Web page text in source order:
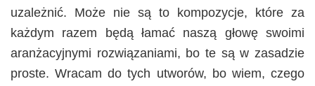
uzależnić. Może nie są to kompozycje, które za
każdym razem będą łamać naszą głowę swoimi
aranżacyjnymi rozwiązaniami, bo te są w zasadzie
proste. Wracam do tych utworów, bo wiem, czego